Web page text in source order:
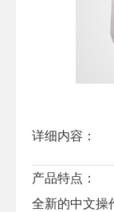
详细内容：
产品特点：
全新的中文操